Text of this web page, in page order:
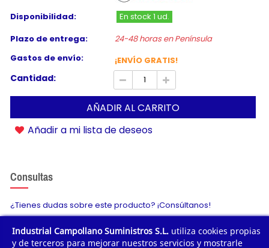
Disponibilidad:
En stock 1 ud.
Plazo de entrega:
24-48 horas en Península
Gastos de envío:
¡ENVÍO GRATIS!
Cantidad:
AÑADIR AL CARRITO
Añadir a mi lista de deseos
Consultas
¿Tienes dudas sobre este producto? ¡Consúltanos!
Envíanos tu consulta
Industrial Campollano Suministros S.L. utiliza cookies propias
y de terceros para mejorar nuestros servicios y mostrarle